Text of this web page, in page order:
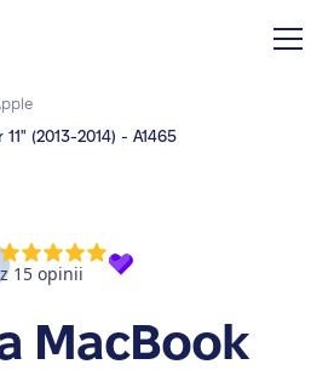
11" (2013-2014) - A1465
MacBook